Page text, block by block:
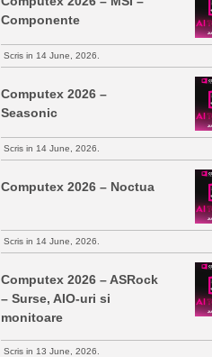
Componente
Scris in 14 June, 2026.
Computex 2026 –
Seasonic
Scris in 14 June, 2026.
Computex 2026 – Noctua
Scris in 14 June, 2026.
Computex 2026 – ASRock
– Surse, AIO-uri si
monitoare
Scris in 13 June, 2026.